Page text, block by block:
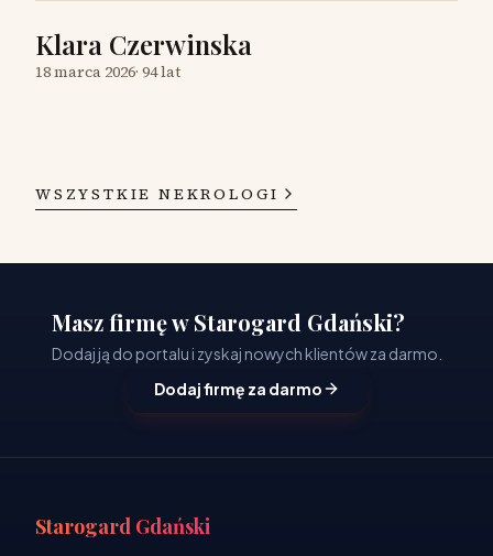
Klara Czerwinska
18 marca 2026· 94 lat
WSZYSTKIE NEKROLOGI
Masz firmę w Starogard Gdański?
Dodaj ją do portalu i zyskaj nowych klientów za darmo.
Dodaj firmę za darmo
Starogard Gdański